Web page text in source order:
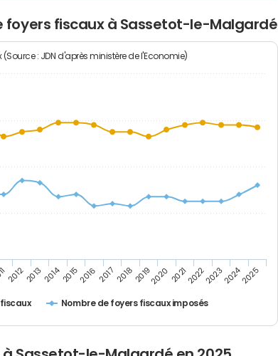
foyers fiscaux à Sassetot-le-Malgardé
: JDN d'après ministère de l'Economie)
fiscaux Nombre de foyers fiscaux imposés
20122013201420152016 2017 20182019202020212022202320242025